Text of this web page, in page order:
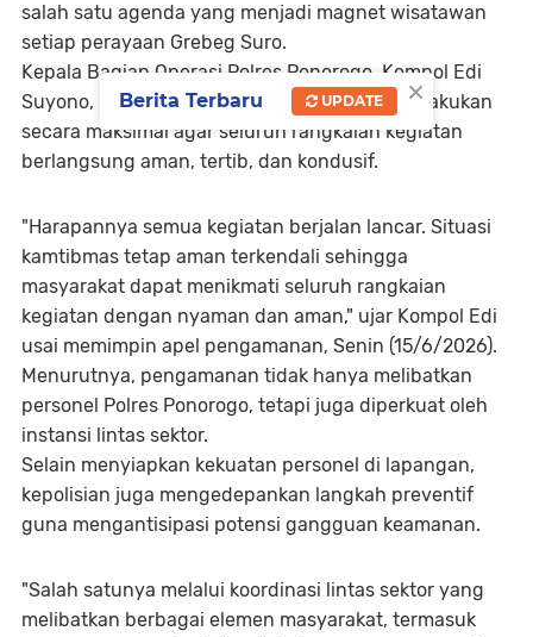
salah satu agenda yang menjadi magnet wisatawan
setiap perayaan Grebeg Suro.
Kepala Bagian Operasi Polres Ponorogo, Kompol Edi
Suyono, menegaskan bahwa pengamanan dilakukan
secara maksimal agar seluruh rangkaian kegiatan
berlangsung aman, tertib, dan kondusif.
"Harapannya semua kegiatan berjalan lancar. Situasi
kamtibmas tetap aman terkendali sehingga
masyarakat dapat menikmati seluruh rangkaian
kegiatan dengan nyaman dan aman," ujar Kompol Edi
usai memimpin apel pengamanan, Senin (15/6/2026).
Menurutnya, pengamanan tidak hanya melibatkan
personel Polres Ponorogo, tetapi juga diperkuat oleh
instansi lintas sektor.
Selain menyiapkan kekuatan personel di lapangan,
kepolisian juga mengedepankan langkah preventif
guna mengantisipasi potensi gangguan keamanan.
"Salah satunya melalui koordinasi lintas sektor yang
melibatkan berbagai elemen masyarakat, termasuk
×
Berita Terbaru UPDATE